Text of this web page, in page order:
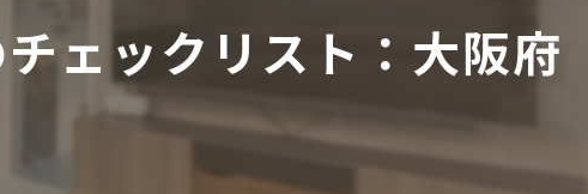
空き家
土地
ェックリスト：大阪府